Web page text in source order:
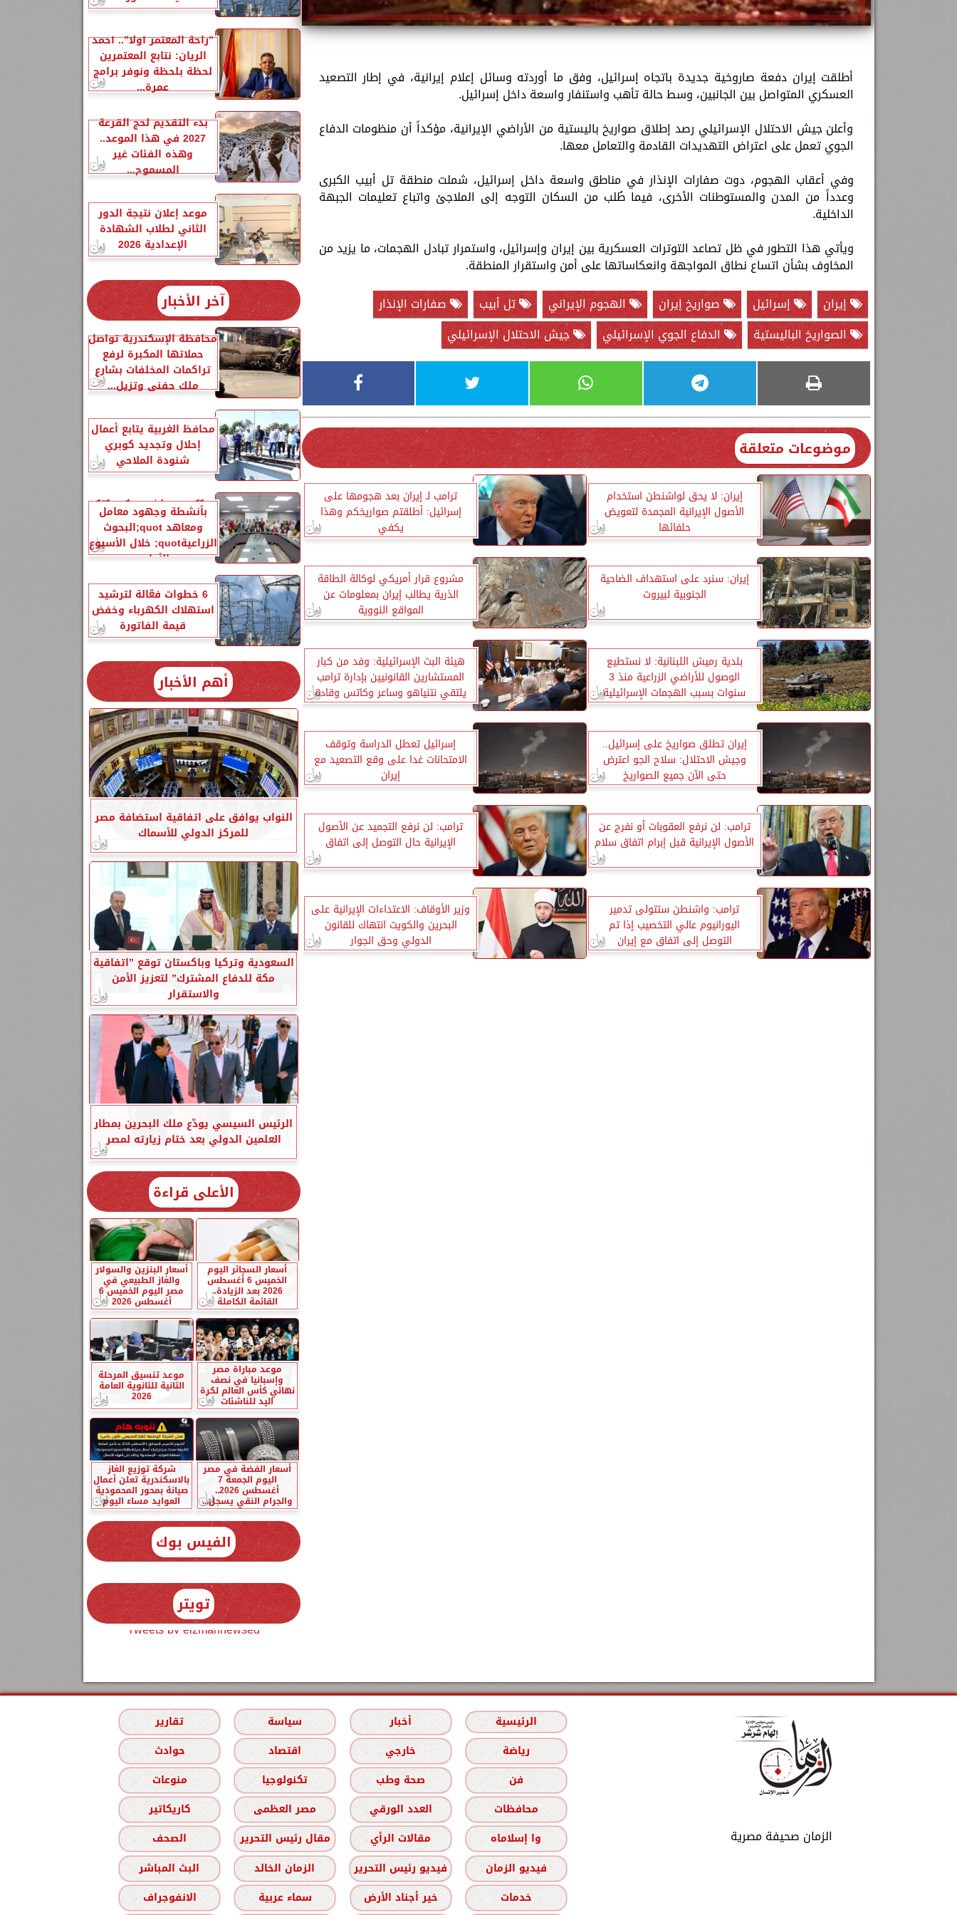
أطلقت إيران دفعة صاروخية جديدة باتجاه إسرائيل، وفق ما أوردته وسائل إعلام إيرانية، في إطار التصعيد
العسكري المتواصل بين الجانبين، وسط حالة تأهب واستنفار واسعة داخل إسرائيل.
وأعلن جيش الاحتلال الإسرائيلي رصد إطلاق صواريخ باليستية من الأراضي الإيرانية، مؤكداً أن منظومات الدفاع
الجوي تعمل على اعتراض التهديدات القادمة والتعامل معها.
وفي أعقاب الهجوم، دوت صفارات الإنذار في مناطق واسعة داخل إسرائيل، شملت منطقة تل أبيب الكبرى
وعدداً من المدن والمستوطنات الأخرى، فيما طُلب من السكان التوجه إلى الملاجئ واتباع تعليمات الجبهة
الداخلية.
ويأتي هذا التطور في ظل تصاعد التوترات العسكرية بين إيران وإسرائيل، واستمرار تبادل الهجمات، ما يزيد من
المخاوف بشأن اتساع نطاق المواجهة وانعكاساتها على أمن واستقرار المنطقة.
إيران
إسرائيل صواريخ إيران الهجوم الإيراني تل أبيب
صفارات الإنذار
الصواريخ الباليستية
الدفاع الجوي الإسرائيلي جيش الاحتلال الإسرائيلي
موضوعات متعلقة
إيران: لا يحق لواشنطن استخدام
الأصول الإيرانية المجمدة لتعويض
حلفائها
ترامب لـ إيران بعد هجومها على
إسرائيل: أطلقتم صواريخكم وهذا
يكفي
إيران: سنرد على استهداف الضاحية
الجنوبية لبيروت
مشروع قرار أمريكي لوكالة الطاقة
الذرية يطالب إيران بمعلومات عن
المواقع النووية
بلدية رميش اللبنانية: لا نستطيع
الوصول للأراضي الزراعية منذ 3
سنوات بسبب الهجمات الإسرائيلية
هيئة البث الإسرائيلية: وفد من كبار
المستشارين القانونيين بإدارة ترامب
يلتقي نتنياهو وساعر وكاتس وقادة
بالجيش
إيران تطلق صواريخ على إسرائيل..
وجيش الاحتلال: سلاح الجو اعترض
حتى الآن جميع الصواريخ
إسرائيل تعطل الدراسة وتوقف
الامتحانات غدا على وقع التصعيد مع
إيران
ترامب: لن نرفع العقوبات أو نفرج عن
الأصول الإيرانية قبل إبرام اتفاق سلام
ترامب: لن نرفع التجميد عن الأصول
الإيرانية حال التوصل إلى اتفاق
ترامب: واشنطن ستتولى تدمير
اليورانيوم عالي التخصيب إذا تم
التوصل إلى اتفاق مع إيران
وزير الأوقاف: الاعتداءات الإيرانية على
البحرين والكويت انتهاك للقانون
الدولي وحق الجوار
”راحة المعتمر أولًا”.. أحمد
الريان: نتابع المعتمرين
لحظة بلحظة ونوفر برامج
عمرة...
بدء التقديم لحج القرعة
2027 في هذا الموعد..
وهذه الفئات غير
المسموح...
موعد إعلان نتيجة الدور
الثاني لطلاب الشهادة
الإعدادية 2026
آخر الأخبار
محافظة الإسكندرية تواصل
حملاتها المكبرة لرفع
تراكمات المخلفات بشارع
ملك حفني وتزيل...
محافظ الغربية يتابع أعمال
إحلال وتجديد كوبري
شنودة الملاحي
الزراعةquot; تنشر تقريرًا
بأنشطة وجهود معامل
ومعاهد quot;البحوث
الزراعيةquot; خلال الأسبوع
الأول...
6 خطوات فعّالة لترشيد
استهلاك الكهرباء وخفض
قيمة الفاتورة
أهم الأخبار
النواب يوافق على اتفاقية استضافة مصر
للمركز الدولي للأسماك
السعودية وتركيا وباكستان توقع ”اتفاقية
مكة للدفاع المشترك” لتعزيز الأمن
والاستقرار
الرئيس السيسي يودّع ملك البحرين بمطار
العلمين الدولي بعد ختام زيارته لمصر
الأعلى قراءة
أسعار السجائر اليوم
الخميس 6 أغسطس
2026 بعد الزيادة..
القائمة الكاملة
أسعار البنزين والسولار
والغاز الطبيعي في
مصر اليوم الخميس 6
أغسطس 2026
موعد مباراة مصر
وإسبانيا في نصف
نهائي كأس العالم لكرة
اليد للناشئات
موعد تنسيق المرحلة
الثانية للثانوية العامة
2026
أسعار الفضة في مصر
اليوم الجمعة 7
أغسطس 2026..
والجرام النقي يسجل...
شركة توزيع الغاز
بالاسكندرية تعلن أعمال
صيانة بمحور المحمودية
العوايد مساء اليوم
الفيس بوك
تويتر
Tweets by elzmannewseg
الزمان صحيفة مصرية
الرئيسية أخبار سياسة
تقارير
رياضة
خارجي اقتصاد
حوادث
فن
صحة وطب تكنولوجيا
منوعات
محافظات
العدد الورقي مصر العظمى
كاريكاتير
وا إسلاماه
مقالات الرأي مقال رئيس التحرير
الصحف
فيديو الزمان
فيديو رئيس التحرير الزمان الخالد
البث المباشر
خدمات
خير أجناد الأرض سماء عربية الانفوجراف